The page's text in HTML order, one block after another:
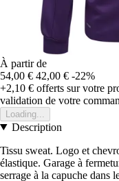
À partir de
54,00 € 42,00 € -22%
+2,10 € offerts sur votre
validation de votre
Loading...
Description
Tissu sweat. Logo et
élastique. Garage à
serrage à la capuche dans